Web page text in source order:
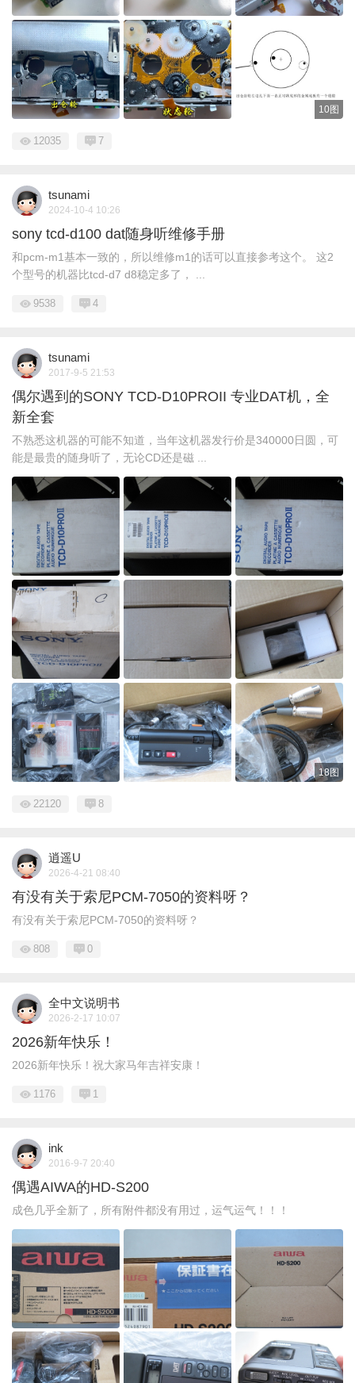
10图
12035 7
tsunami
2024-10-4 10:26
sony tcd-d100 dat随身听维修手册
和pcm-m1基本一致的，所以维修m1的话可以直接参考这个。 这2
个型号的机器比tcd-d7 d8稳定多了， ...
9538 4
tsunami
2017-9-5 21:53
偶尔遇到的SONY TCD-D10PROII 专业DAT机，全
新全套
不熟悉这机器的可能不知道，当年这机器发行价是340000日圆，可
能是最贵的随身听了，无论CD还是磁 ...
18图
22120 8
逍遥U
2026-4-21 08:40
有没有关于索尼PCM-7050的资料呀？
有没有关于索尼PCM-7050的资料呀？
808 0
全中文说明书
2026-2-17 10:07
2026新年快乐！
2026新年快乐！祝大家马年吉祥安康！
1176 1
ink
2016-9-7 20:40
偶遇AIWA的HD-S200
成色几乎全新了，所有附件都没有用过，运气运气！！！